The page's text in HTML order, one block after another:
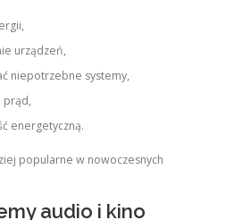
urządzeń,
niepotrzebne systemy,
prąd,
energetyczną.
popularne w nowoczesnych
audio i kino